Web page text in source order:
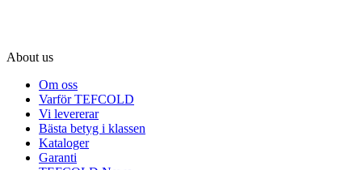
About us
Om oss
Varför TEFCOLD
Vi levererar
Bästa betyg i klassen
Kataloger
Garanti